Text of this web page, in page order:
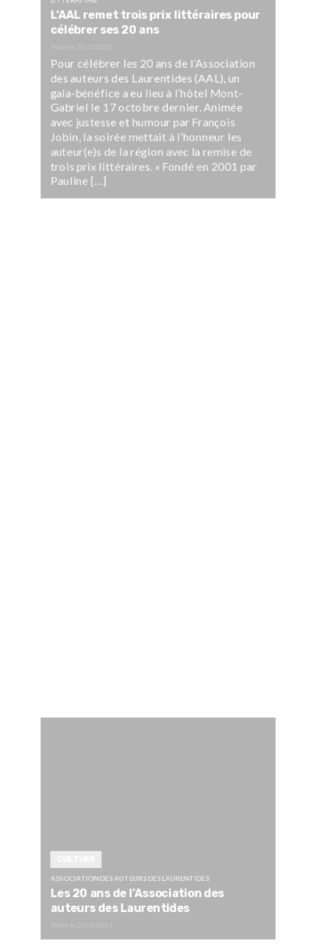
L’AAL remet trois prix littéraires pour
célébrer ses 20 ans
Pour célébrer les 20 ans de l’Association
des auteurs des Laurentides (AAL), un
gala-bénéfice a eu lieu à l’hôtel Mont-
Gabriel le 17 octobre dernier. Animée
avec justesse et humour par François
Jobin, la soirée mettait à l’honneur les
auteur(e)s de la région avec la remise de
trois prix littéraires. « Fondé en 2001 par
Pauline […]
ASSOCIATION DES AUTEURS DES LAURENTIDES
Les 20 ans de l’Association des
auteurs des Laurentides